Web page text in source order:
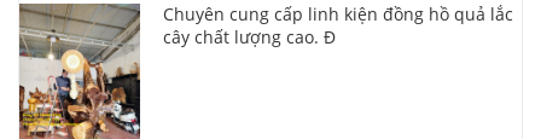
Chuyên cung cấp linh kiện đồng hồ quả lắc
cây chất lượng cao. Đ